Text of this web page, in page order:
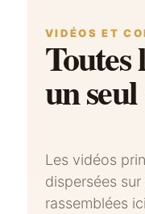
VIDÉOS ET
Toutes
un
Les vidéos
dispersées
rassemblées